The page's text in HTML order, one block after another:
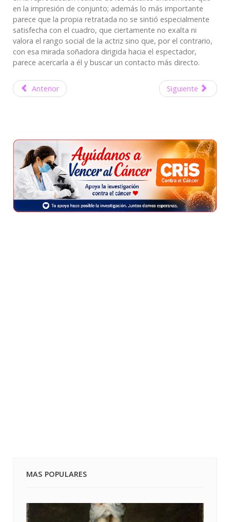
en la impresión de conjunto; además lo más importante
parece que la propia retratada no se sintió especialmente
satisfecha con el cuadro, que ciertamente no exalta ni
valora el rango social de la actriz sino que, por el contrario,
con esa mirada soñadora dirigida hacia el espectador,
parece acercarla a él y buscar un contacto más directo.
Anterior Siguiente
MAS POPULARES